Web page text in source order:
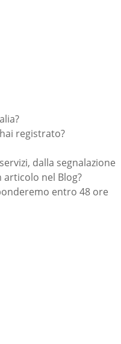
registrato?
dalla segnalazione
nel Blog?
entro 48 ore